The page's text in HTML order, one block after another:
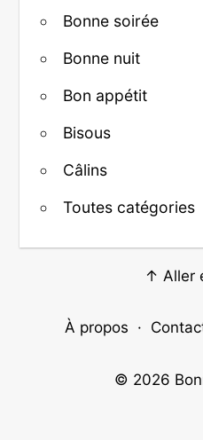
Bonne soirée
Bonne nuit
Bon appétit
Bisous
Câlins
Toutes catégories
↑ Aller
À propos ·
© 2026